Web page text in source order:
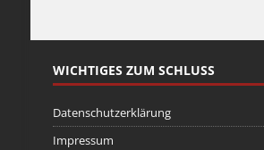
WICHTIGES ZUM SCHLUSS
Datenschutzerklärung
Impressum